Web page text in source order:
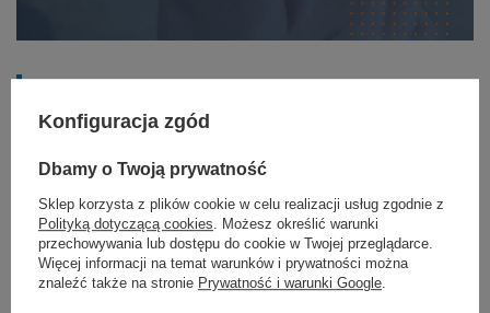
przywierał do trudno gojącej
się rany?
Przy trudno gojących się ranach niezwykle
ważne jest, by opatrunek nie przywierał do
tkanki, ponieważ każda zmiana może
Konfiguracja zgód
Dbamy o Twoją prywatność
Sklep korzysta z plików cookie w celu realizacji usług zgodnie z
Polityką dotyczącą cookies . Możesz określić warunki
przechowywania lub dostępu do cookie w Twojej przeglądarce.
Więcej informacji na temat warunków i prywatności można
znaleźć także na stronie Prywatność i warunki Google